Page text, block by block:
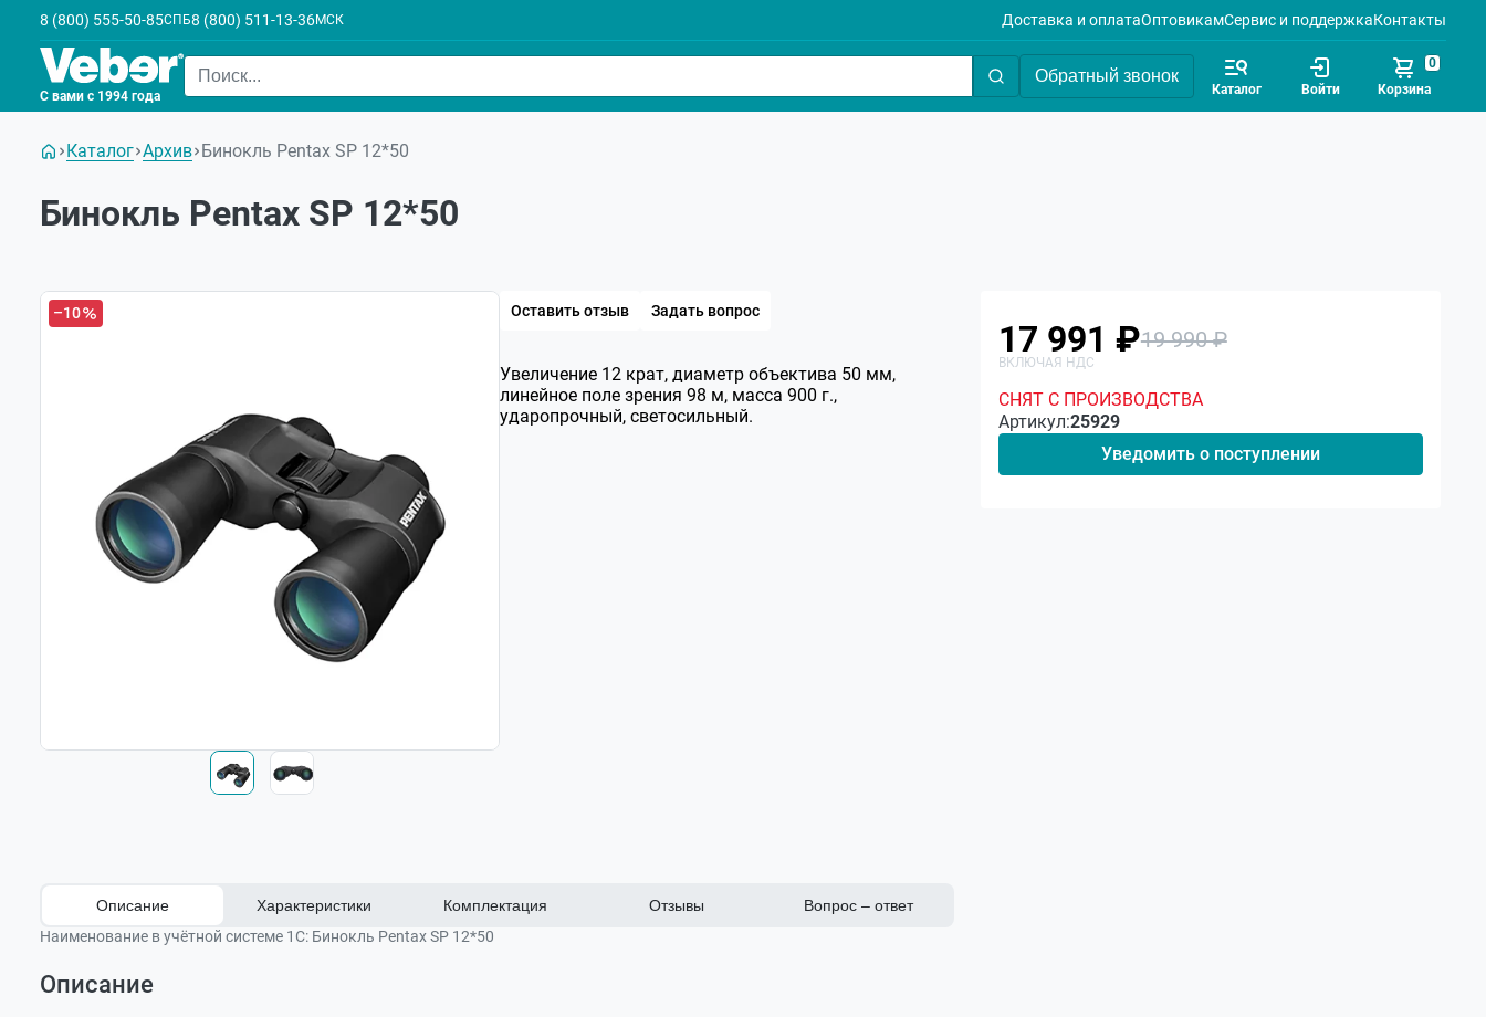
8 (800) 555-50-85СПБ8 (800) 511-13-36МСК Доставка и оплатаОптовикамСервис и поддержкаКонтакты
С вами с 1994 года
Обратный звонок
Каталог Войти Корзина
0
Каталог Архив Бинокль Pentax SP 12*50
Бинокль Pentax SP 12*50
–10 Оставить отзыв Задать вопрос
Увеличение 12 крат, диаметр объектива 50 мм,
линейное поле зрения 98 м, масса 900 г.,
ударопрочный, светосильный.
Описание Характеристики Комплектация Отзывы
Вопрос – ответ
Наименование в учётной системе 1С: Бинокль Pentax SP 12*50
Описание
Призма
Чехол
Оставить отзыв
Задать вопрос
17 991 ₽19 990 ₽
СНЯТ С ПРОИЗВОДСТВА
Артикул:25929
Уведомить о поступлении